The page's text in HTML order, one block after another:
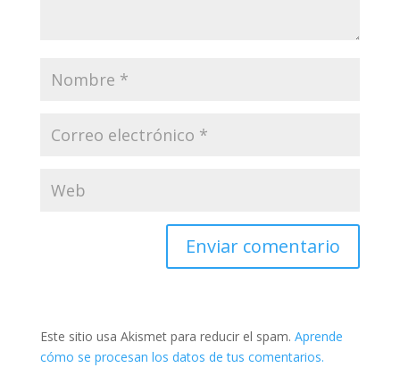
Este sitio usa Akismet para reducir el spam. Aprende
cómo se procesan los datos de tus comentarios.